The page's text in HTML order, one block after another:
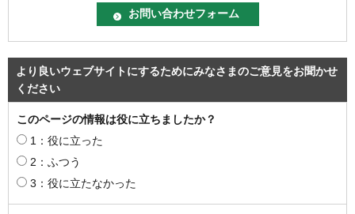
より良いウェブサイトにするためにみなさまのご意見をお聞かせ
ください
このページの情報は役に立ちましたか？
1：役に立った
2：ふつう
3：役に立たなかった